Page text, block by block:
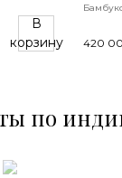
В
корзину
420
по